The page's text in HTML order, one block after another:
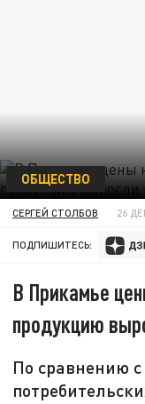
ОБЩЕСТВО
СЕРГЕЙ СТОЛБОВ 26
ПОДПИШИТЕСЬ:
В Прикамье
продукцию
По сравнению